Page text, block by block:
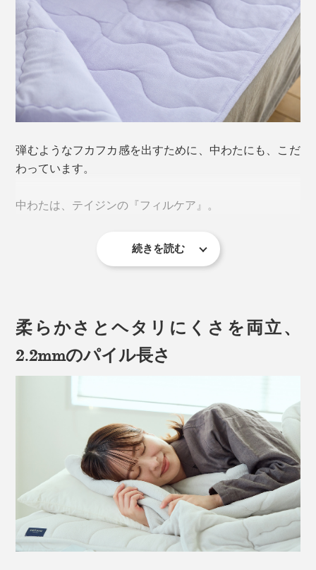
従来のパイル地のケットといえば、いわゆるタオルのよ
使っているうちに、パイルが寝てしまったり、固まって
『ZEPPINパイル』は違います。
もうひと月以上、『ZEPPINパイル』で寝ていますが、
弾むようなフカフカ感を出すために、中わたにも、こだ
わっています。
中わたは、テイジンの『フィルケア』。
「3孔中空構造」の繊維を、らせん状に仕立てた糸でつ
れています。
続きを読む
柔らかさとヘタリにくさを両立、
2.2mmのパイル長さ